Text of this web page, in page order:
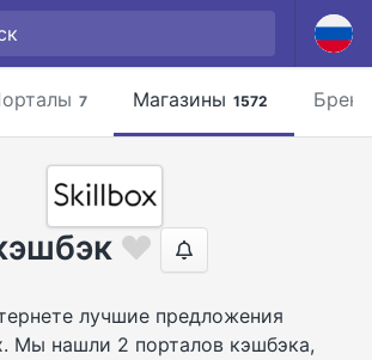
7 Магазины 1572
лучшие предложения
Мы нашли 2 порталов кэшбэка,